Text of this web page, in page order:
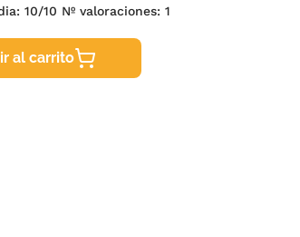
10/10 Nº valoraciones:1
al carrito